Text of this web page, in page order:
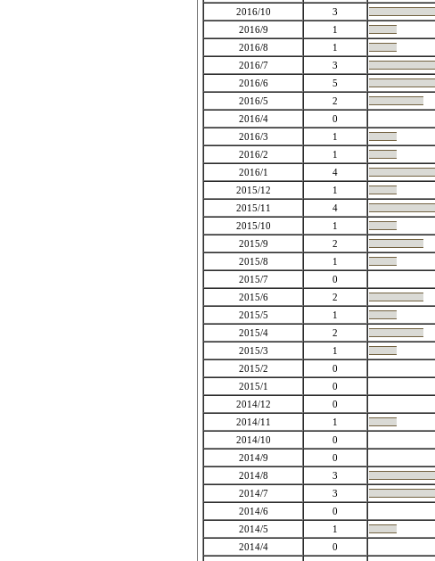
2016/10
3
2016/9
1
2016/8
1
2016/7
3
2016/6
5
2016/5
2
2016/4
0
2016/3
1
2016/2
1
2016/1
4
2015/12
1
2015/11
4
2015/10
1
2015/9
2
2015/8
1
2015/7
0
2015/6
2
2015/5
1
2015/4
2
2015/3
1
2015/2
0
2015/1
0
2014/12
0
2014/11
1
2014/10
0
2014/9
0
2014/8
3
2014/7
3
2014/6
0
2014/5
1
2014/4
0